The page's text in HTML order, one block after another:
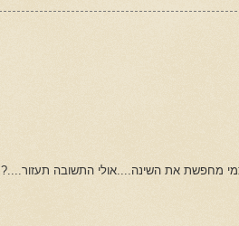
מחפשת את השינה....אולי התשובה תעזור....?